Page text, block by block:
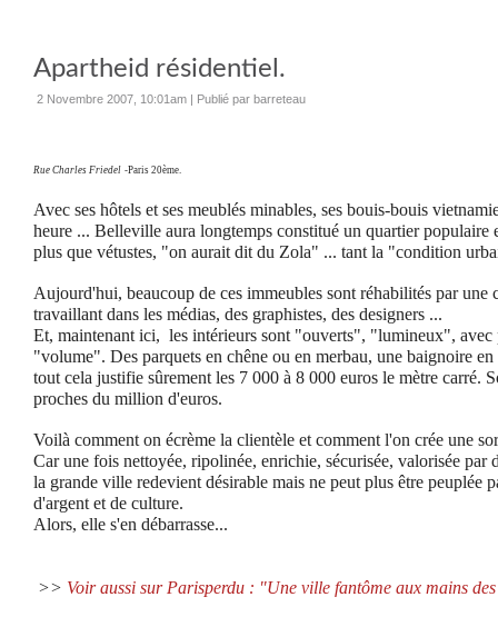
Apartheid résidentiel.
2 Novembre 2007, 10:01am | Publié par barreteau
Rue Charles Friedel -Paris 20ème.
Avec ses hôtels et ses meublés minables, ses bouis-bouis
heure ... Belleville aura longtemps constitué un quartier populaire
plus que vétustes, "on aurait dit du Zola" ... tant la "condition
Aujourd'hui, beaucoup de ces immeubles sont réhabilités par une
travaillant dans les médias, des graphistes, des designers ...
Et, maintenant ici, les intérieurs sont "ouverts", "lumineux", avec
"volume". Des parquets en chêne ou en merbau, une baignoire
tout cela justifie sûrement les 7 000 à 8 000 euros le mètre carré.
proches du million d'euros.
Voilà comment on écrème la clientèle et comment l'on crée une
Car une fois nettoyée, ripolinée, enrichie, sécurisée, valorisée par
la grande ville redevient désirable mais ne peut plus être peuplée
d'argent et de culture.
Alors, elle s'en débarrasse...
>> Voir aussi sur Parisperdu : "Une ville fantôme aux mains